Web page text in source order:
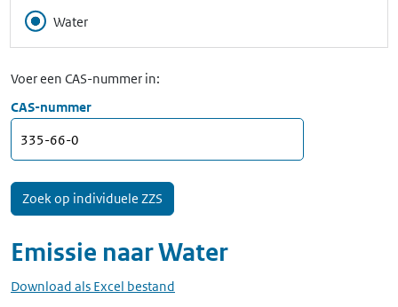
Water
Voer een CAS-nummer in:
CAS-nummer
Emissie naarWater
Download als Excel bestand